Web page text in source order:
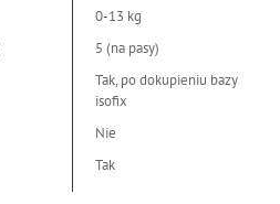
0-13 kg
5 (na pasy)
Tak, po dokupieniu bazy
isofix
Nie
Tak